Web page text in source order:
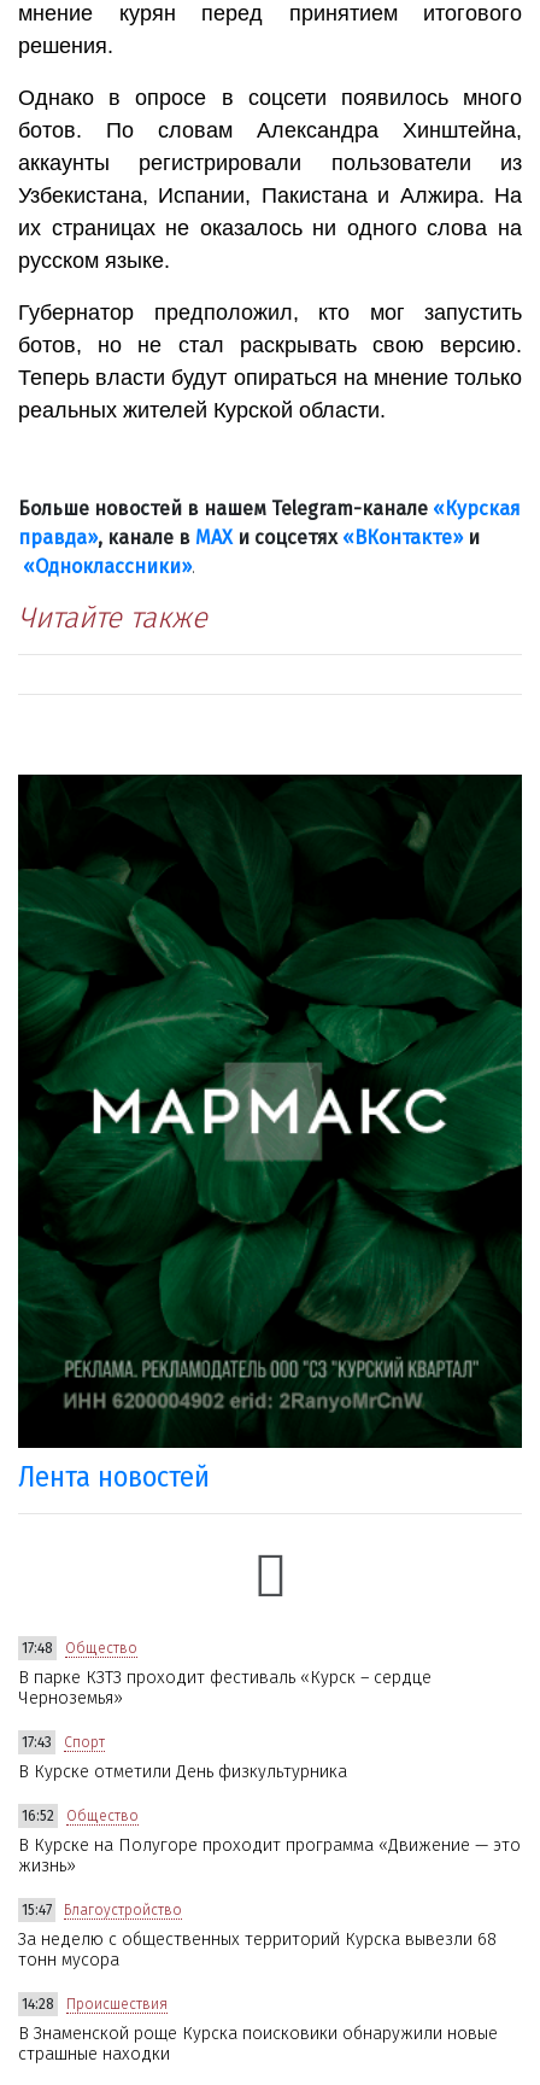
мнение курян перед принятием итогового
решения.
Однако в опросе в соцсети появилось много
ботов. По словам Александра Хинштейна,
аккаунты регистрировали пользователи из
Узбекистана, Испании, Пакистана и Алжира. На
их страницах не оказалось ни одного слова на
русском языке.
Губернатор предположил, кто мог запустить
ботов, но не стал раскрывать свою версию.
Теперь власти будут опираться на мнение только
реальных жителей Курской области.
Больше новостей в нашем Telegram-канале «Курская
правда», канале в МАХи соцсетях «ВКонтакте»и
«Одноклассники».
Читайте также
Лента новостей
17:48 Общество
В парке КЗТЗ проходит фестиваль «Курск – сердце
Черноземья»
17:43 Спорт
В Курске отметили День физкультурника
16:52 Общество
В Курске на Полугоре проходит программа «Движение — это
жизнь»
15:47 Благоустройство
За неделю с общественных территорий Курска вывезли 68
тонн мусора
14:28 Происшествия
В Знаменской роще Курска поисковики обнаружили новые
страшные находки